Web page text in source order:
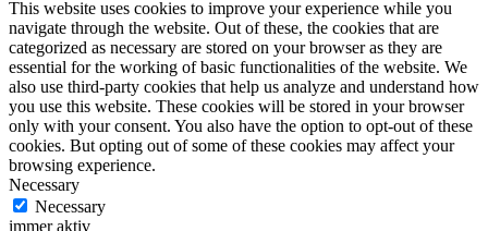
This website uses cookies to improve your experience while you
navigate through the website. Out of these, the cookies that are
categorized as necessary are stored on your browser as they are
essential for the working of basic functionalities of the website. We
also use third-party cookies that help us analyze and understand how
you use this website. These cookies will be stored in your browser
only with your consent. You also have the option to opt-out of these
cookies. But opting out of some of these cookies may affect your
browsing experience.
Necessary
Necessary
immer aktiv